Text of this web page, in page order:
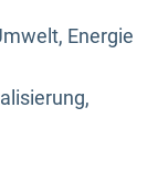
Energie